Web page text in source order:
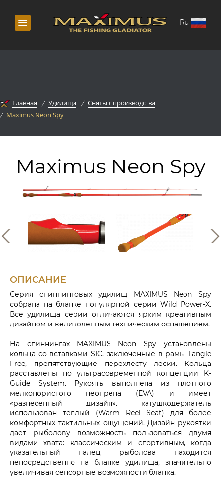
Ru
Главная Удилища
Сняты с производства
Maximus Neon Spy
Maximus Neon Spy
ОПИСАНИЕ
Серия спиннинговых удилищ MAXIMUS Neon Spy
собрана на бланке популярной серии Wild Power-X.
Все удилища серии отличаются ярким креативным
дизайном и великолепным техническим оснащением.
На спиннингах MAXIMUS Neon Spy установлены
кольца со вставками SIC, заключенные в рамы Tangle
Free, препятствующие перехлесту лески. Кольца
расставлены по ультрасовременной концепции K-
Guide System. Рукоять выполнена из плотного
мелкопористого неопрена (EVA) и имеет
«разнесенный дизайн», катушкодержатель
использован теплый (Warm Reel Seat) для более
комфортных тактильных ощущений. Дизайн рукоятки
дает рыболову возможность пользоваться двумя
видами хвата: классическим и спортивным, когда
указательный палец рыболова находится
непосредственно на бланке удилища, значительно
увеличивая сенсорные возможности бланка.